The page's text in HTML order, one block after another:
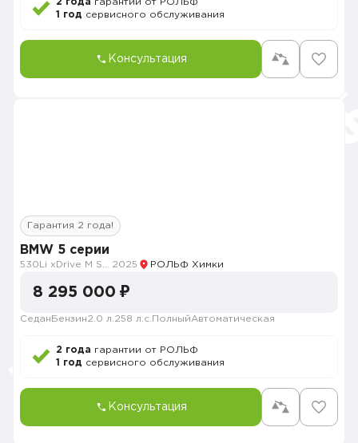
2 года гарантии от РОЛЬФ
1 год сервисного обслуживания
Консультация
Гарантия 2 года!
BMW 5 серии
2025 РОЛЬФ Химки
8 295 000 ₽
Седан Бензин2.0 л. 258 л.с. ПолныйАвтоматическая
2 года гарантии от РОЛЬФ
1 год сервисного обслуживания
Консультация